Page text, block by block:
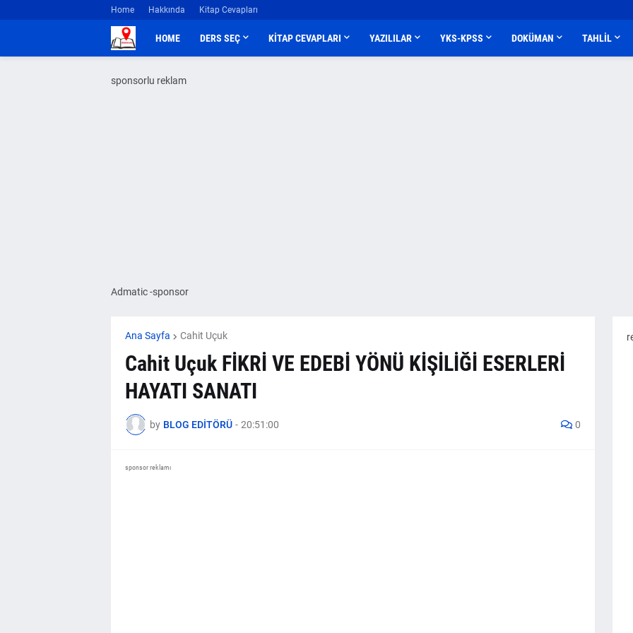
Home Hakkında Kitap Cevapları
HOME DERS SEÇ KİTAP CEVAPLARI YAZILILAR YKS-KPSS DOKÜMAN TAHLİL
sponsorlu reklam
Admatic -sponsor
Ana Sayfa Cahit Uçuk
Cahit Uçuk FİKRİ VE EDEBİ YÖNÜ KİŞİLİĞİ ESERLERİ
HAYATI SANATI
by BLOG EDİTÖRÜ - 20:51:00 0
sponsor reklamı